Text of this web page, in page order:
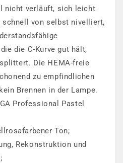
nicht verläuft, sich leicht
von selbst nivelliert,
die C-Kurve gut hält,
Die HEMA-freie
zu empfindlichen
Brennen in der Lampe.
Professional Pastel
Ton;
Rekonstruktion und